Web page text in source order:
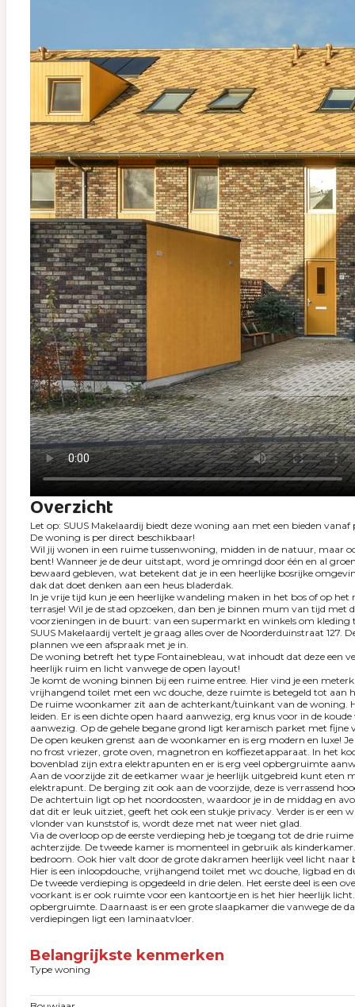
Overzicht
Let op: SUUS Makelaardij biedt deze woning aan met een bieden vanaf
De woning is per direct beschikbaar!
Wil jij wonen in een ruime tussenwoning, midden in de natuur, maar
bent! Wanneer je de deur uitstapt, word je omringd door één en al
bewaard gebleven, wat betekent dat je in een heerlijke bosrijke
dak dat doet denken aan een heus bladerdak.
In je vrije tijd kun je een heerlijke wandeling maken in het bos of op
terrasje! Wil je de stad opzoeken, dan ben je binnen mum van tijd
voorzieningen in de buurt: van een supermarkt en winkels om kleding
SUUS Makelaardij vertelt je graag alles over de Noorderduinstraat
plannen we een afspraak met je in.
De woning betreft het type Fontainebleau, wat inhoudt dat deze een
heerlijk ruim en licht vanwege de open layout!
Je komt de woning binnen bij een ruime entree. Hier vind je een
vrijhangend toilet met een wc douche, deze ruimte is betegeld tot aan
De ruime woonkamer zit aan de achterkant/tuinkant van de woning.
leiden. Er is een dichte open haard aanwezig, erg knus voor in de
aanwezig. Op de gehele begane grond ligt keramisch parket met fijne
De open keuken grenst aan de woonkamer en is erg modern en luxe!
no frost vriezer, grote oven, magnetron en koffiezetapparaat. In het
bovenblad zijn extra elektrapunten en er is erg veel opbergruimte
Aan de voorzijde zit de eetkamer waar je heerlijk uitgebreid kunt eten
elektrapunt. De berging zit ook aan de voorzijde, deze is verrassend
De achtertuin ligt op het noordoosten, waardoor je in de middag en
dat dit er leuk uitziet, geeft het ook een stukje privacy. Verder is er
vlonder van kunststof is, wordt deze met nat weer niet glad.
Via de overloop op de eerste verdieping heb je toegang tot de drie
achterzijde. De tweede kamer is momenteel in gebruik als
bedroom. Ook hier valt door de grote dakramen heerlijk veel licht
Hier is een inloopdouche, vrijhangend toilet met wc douche, ligbad
De tweede verdieping is opgedeeld in drie delen. Het eerste deel is
voorkant is er ook ruimte voor een kantoortje en is het hier heerlijk
opbergruimte. Daarnaast is er een grote slaapkamer die vanwege de
verdiepingen ligt een laminaatvloer.
Belangrijkste kenmerken
Type woning